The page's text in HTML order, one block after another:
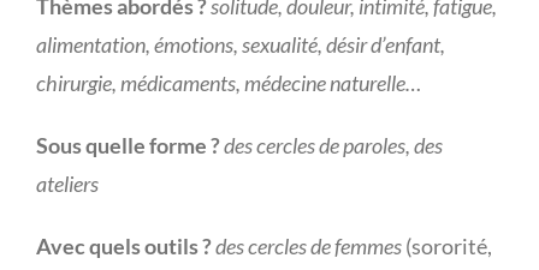
Thèmes abordés ?solitude, douleur, intimité, fatigue,
alimentation, émotions, sexualité, désir d’enfant,
chirurgie, médicaments, médecine naturelle…
Sous quelle forme ?des cercles de paroles, des
ateliers
Avec quels outils ?des cercles de femmes(sororité,